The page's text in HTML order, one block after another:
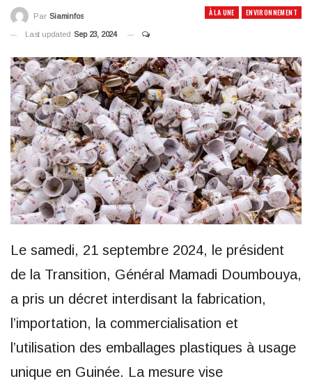
À LA UNE ENVIRONNEMENT
Par Siaminfos
Last updated Sep 23, 2024
Le samedi, 21 septembre 2024, le président
de la Transition, Général Mamadi Doumbouya,
a pris un décret interdisant la fabrication,
l’importation, la commercialisation et
l’utilisation des emballages plastiques à usage
unique en Guinée. La mesure vise